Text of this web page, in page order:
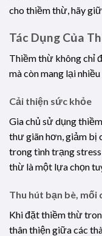
cho thiềm thừ, hãy giữ
Tác Dụng Của
Thiềm thừ không chỉ
mà còn mang lại
Cải thiện sức khỏe
Gia chủ sử dụng
thư giãn hơn, giảm bị
trong tình trạng
thừ là một lựa chọn
Thu hút bạn bè, mối
Khi đặt thiềm thừ
thân thiện giữa các